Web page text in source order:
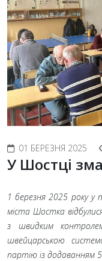
01 БЕРЕЗНЯ 2025
У Шостці
1 березня 2025 року у
міста Шостка
з швидким
швейцарською
партію із додаванням 5